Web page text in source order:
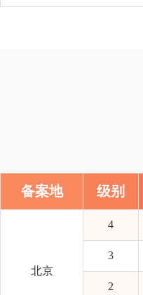
备案地 级别
北京
4
3
2